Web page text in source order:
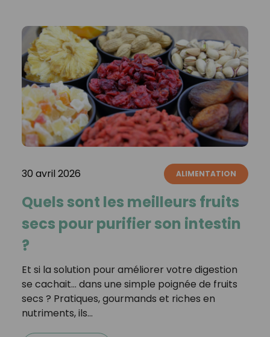
30 avril 2026 ALIMENTATION
Quels sont les meilleurs fruits
secs pour purifier son intestin
?
Et si la solution pour améliorer votre digestion
se cachait… dans une simple poignée de fruits
secs ? Pratiques, gourmands et riches en
nutriments, ils…